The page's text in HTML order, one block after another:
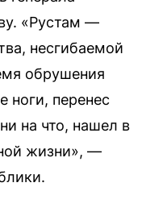
«Рустам —
несгибаемой
обрушения
ноги, перенес
на что, нашел в
жизни», —